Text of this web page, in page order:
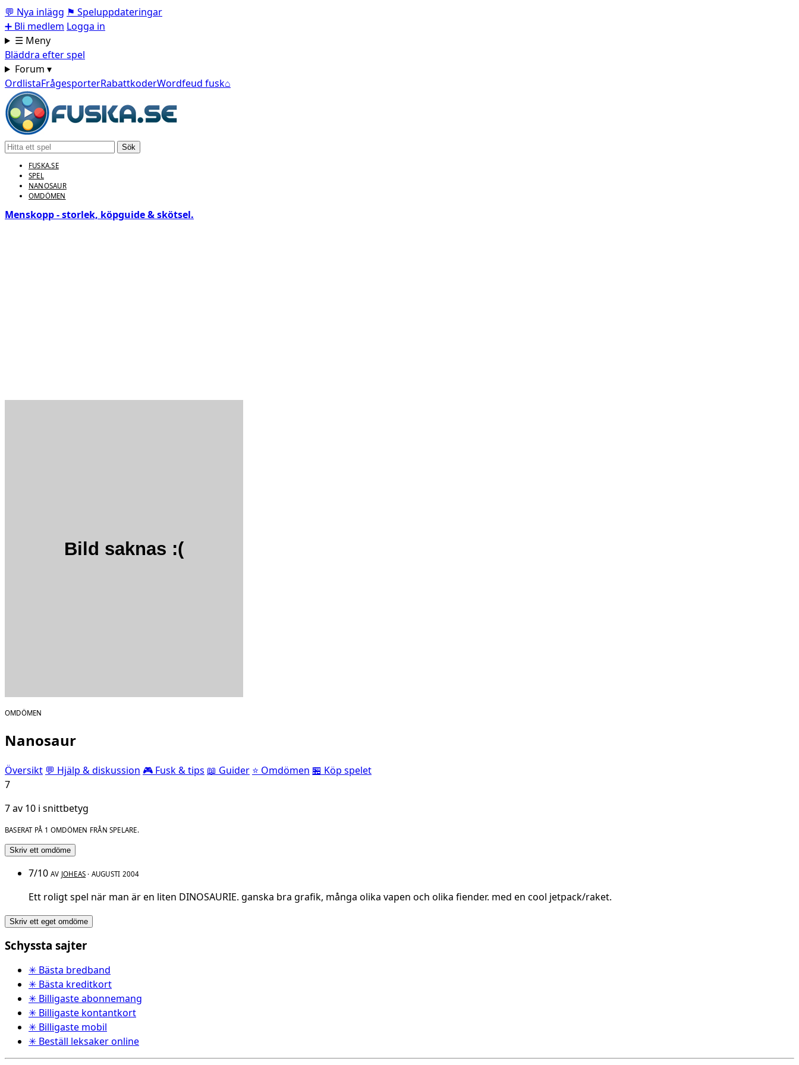
💬 Nya inlägg ⚑ Speluppdateringar
➕ Bli medlem Logga in
☰ Meny
Bläddra efter spel
Forum ▾
OrdlistaFrågesporterRabattkoderWordfeud fusk⌂
Sök
FUSKA.SE
SPEL
NANOSAUR
OMDÖMEN
Menskopp - storlek, köpguide & skötsel.
OMDÖMEN
Nanosaur
Översikt 💬 Hjälp & diskussion 🎮 Fusk & tips 📖 Guider ⭐ Omdömen 🏪 Köp spelet
7
7 av 10 i snittbetyg
BASERAT PÅ 1 OMDÖMEN FRÅN SPELARE.
Skriv ett omdöme
7/10 AV JOHEAS · AUGUSTI 2004
Ett roligt spel när man är en liten DINOSAURIE. ganska bra grafik, många olika vapen och olika fiender. med en cool jetpack/raket.
Skriv ett eget omdöme
Schyssta sajter
✳ Bästa bredband
✳ Bästa kreditkort
✳ Billigaste abonnemang
✳ Billigaste kontantkort
✳ Billigaste mobil
✳ Beställ leksaker online